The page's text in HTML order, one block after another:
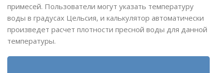
примесей. Пользователи могут указать температуру
воды в градусах Цельсия, и калькулятор автоматически
произведет расчет плотности пресной воды для данной
температуры.